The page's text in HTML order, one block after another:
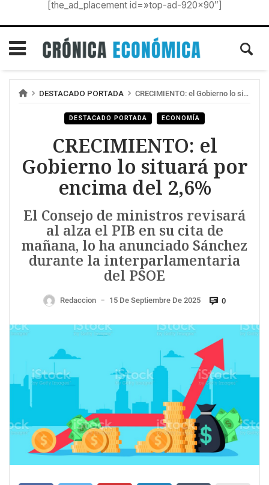
[the_ad_placement id=»top-ad-920×90″]
DESTACADO PORTADA CRECIMIENTO: el Gobierno lo situará por encima del 2,6%
DESTACADO PORTADA ECONOMÍA
CRECIMIENTO: el
Gobierno lo situará por
encima del 2,6%
El Consejo de ministros revisará
al alza el PIB en su cita de
mañana, lo ha anunciado Sánchez
durante la interparlamentaria
del PSOE
Redaccion — 15 De Septiembre De 2025 0